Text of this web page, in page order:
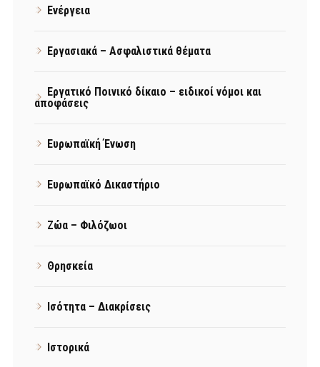
Ενέργεια
Εργασιακά – Ασφαλιστικά θέματα
Εργατικό Ποινικό δίκαιο – ειδικοί νόμοι και
αποφάσεις
Ευρωπαϊκή Ένωση
Ευρωπαϊκό Δικαστήριο
Ζώα – Φιλόζωοι
Θρησκεία
Ισότητα – Διακρίσεις
Ιστορικά